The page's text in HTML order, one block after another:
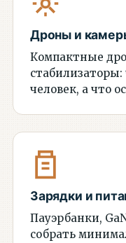
Дроны и
Компактные
стабилизаторы:
человек, а что
Зарядки и
Пауэрбанки,
собрать